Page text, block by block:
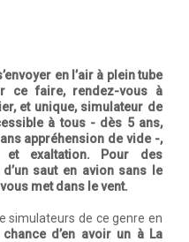
en l’air à plein tube
ce faire, rendez-vous à
et unique, simulateur de
à tous - dès 5 ans,
appréhension de vide -,
et exaltation. Pour des
saut en avion sans le
met dans le vent.
simulateurs de ce genre en
d’en avoir un à La